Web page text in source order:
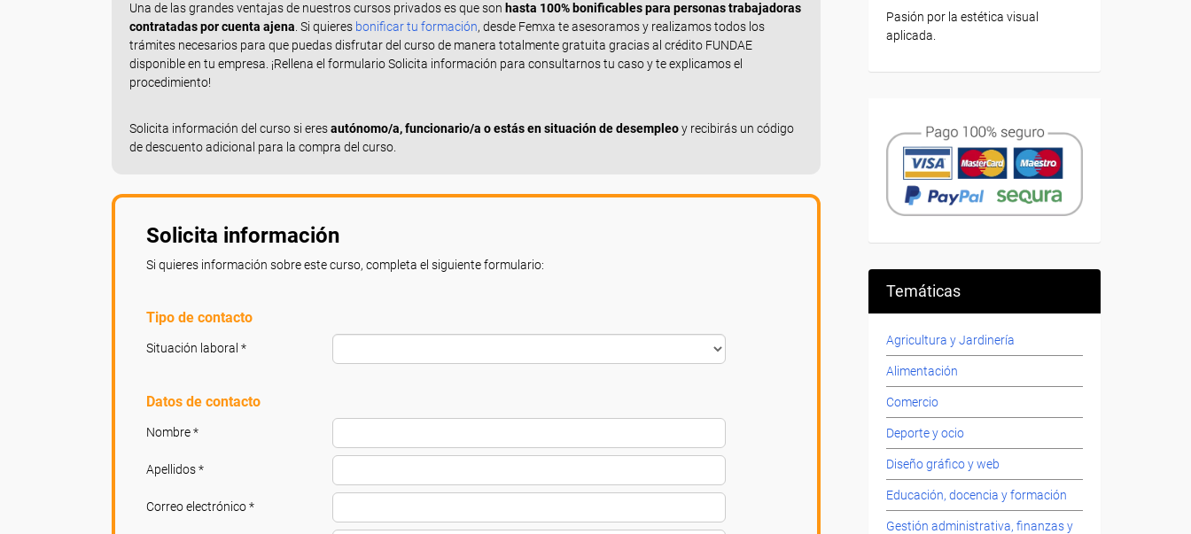
Una de las grandes ventajas de nuestros cursos privados es que son hasta 100% bonificables para personas trabajadoras
contratadas por cuenta ajena . Si quieres bonificar tu formación, desde Femxa te asesoramos y realizamos todos los
trámites necesarios para que puedas disfrutar del curso de manera totalmente gratuita gracias al crédito FUNDAE
disponible en tu empresa. ¡Rellena el formulario Solicita información para consultarnos tu caso y te explicamos el
procedimiento!
Solicita información del curso si eresautónomo/a, funcionario/a o estás en situación de desempleoy recibirás un código
de descuento adicional para la compra del curso.
Solicita información
Si quieres información sobre este curso, completa el siguiente formulario:
Tipo de contacto
Situación laboral *
Datos de contacto
Nombre *
Apellidos *
Correo electrónico *
Pasión por la estética visual
aplicada.
Temáticas
Agricultura y Jardinería
Alimentación
Comercio
Deporte y ocio
Diseño gráfico y web
Educación, docencia y formación
Gestión administrativa, finanzas y